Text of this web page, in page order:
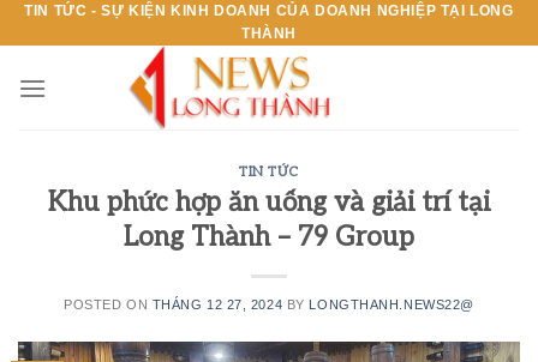
Skip
to
TIN TỨC - SỰ KIỆN KINH DOANH CỦA DOANH NGHIỆP TẠI LONG
THÀNH
TIN TỨC
Khu phức hợp ăn uống và giải trí tại
Long Thành – 79 Group
POSTED ON THÁNG 12 27, 2024 BY LONGTHANH.NEWS22@